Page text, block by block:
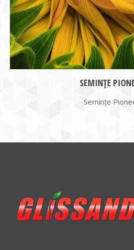
SEMINȚE
Semințe